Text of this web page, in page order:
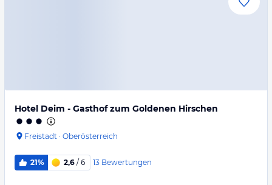
Hotel Deim - Gasthof zum Goldenen Hirschen
Freistadt · Oberösterreich
21% 2,6 / 6 13 Bewertungen